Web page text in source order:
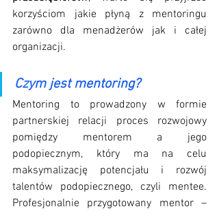
korzyściom jakie płyną z mentoringu
zarówno dla menadżerów jak i całej
organizacji.
Czym jest mentoring?
Mentoring to prowadzony w formie
partnerskiej relacji proces rozwojowy
pomiędzy mentorem a jego
podopiecznym, który ma na celu
maksymalizację potencjału i rozwój
talentów podopiecznego, czyli mentee.
Profesjonalnie przygotowany mentor –